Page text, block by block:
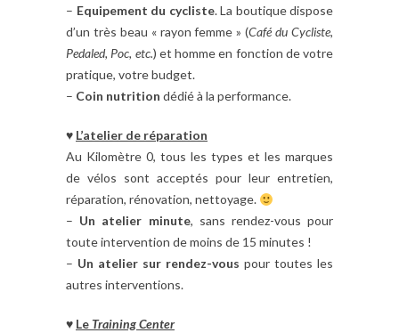
– Equipement du cycliste. La boutique dispose
d’un très beau « rayon femme » (Café du Cycliste,
Pedaled, Poc, etc.) et homme en fonction de votre
pratique, votre budget.
– Coin nutrition dédié à la performance.
♥ L’atelier de réparation
Au Kilomètre 0, tous les types et les marques
de vélos sont acceptés pour leur entretien,
réparation, rénovation, nettoyage.
– Un atelier minute, sans rendez-vous pour
toute intervention de moins de 15 minutes !
– Un atelier sur rendez-vous pour toutes les
autres interventions.
♥ Le Training Center